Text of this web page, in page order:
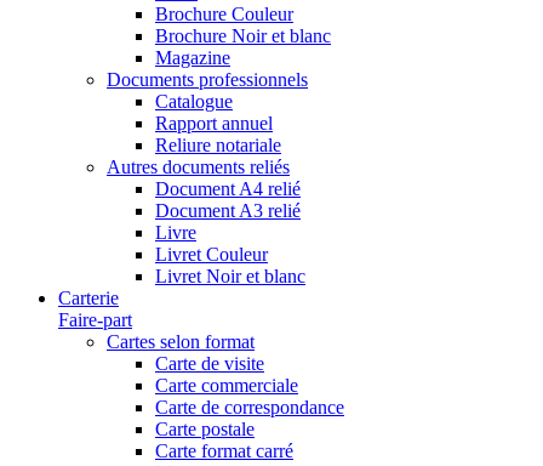
Brochure Couleur
Brochure Noir et blanc
Magazine
Documents professionnels
Catalogue
Rapport annuel
Reliure notariale
Autres documents reliés
Document A4 relié
Document A3 relié
Livre
Livret Couleur
Livret Noir et blanc
Carterie
Faire-part
Cartes selon format
Carte de visite
Carte commerciale
Carte de correspondance
Carte postale
Carte format carré